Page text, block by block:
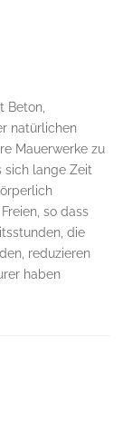
Beton,
natürlichen
Mauerwerke zu
sich lange Zeit
so dass
die
reduzieren
haben